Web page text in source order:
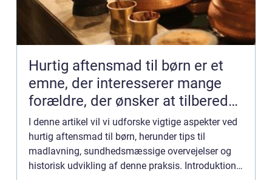
Hurtig aftensmad til børn er et
emne, der interesserer mange
forældre, der ønsker at tilberede
sunde og næringsrige måltider til
deres børn på en effektiv måde
I denne artikel vil vi udforske vigtige aspekter ved
hurtig aftensmad til børn, herunder tips til
madlavning, sundhedsmæssige overvejelser og
historisk udvikling af denne praksis. Introduktion